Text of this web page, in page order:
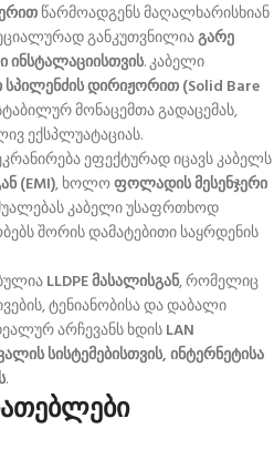
წარმოადგენს მაღალხარისხიან
განკუთვნილიაგარე
ინსტალაციისთვის. კაბელი
სპილენძის დირიჟორით (Solid Bare
მონაცემთა გადაცემას,
ექსპლუატაციას.
ეფექტურად იცავს კაბელს
(EMI), ხოლოფოლადის მესენჯერი
კაბელი უსაფრთხოდ
შორის დამატებითი საყრდენის
LLDPE მასალისგან, რომელიც
ტენიანობისა და დაბალი
არჩევანს ხდისLAN
სისტემებისთვის, ინტერნეტისა
.